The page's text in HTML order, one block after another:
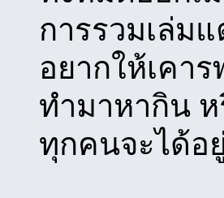
การรวมเล่ม
อยากให้เคา
ทำมาหากิน
ทุกคนจะได้อ